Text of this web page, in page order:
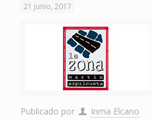
21 junio, 2017
Publicado por Inma Elcano